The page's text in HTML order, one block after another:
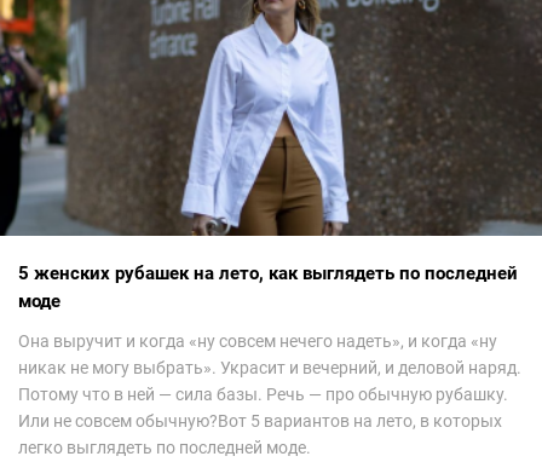
5 женских рубашек на лето, как выглядеть по последней
моде
Она выручит и когда «ну совсем нечего надеть», и когда «ну
никак не могу выбрать». Украсит и вечерний, и деловой наряд.
Потому что в ней — сила базы. Речь — про обычную рубашку.
Или не совсем обычную?Вот 5 вариантов на лето, в которых
легко выглядеть по последней моде.